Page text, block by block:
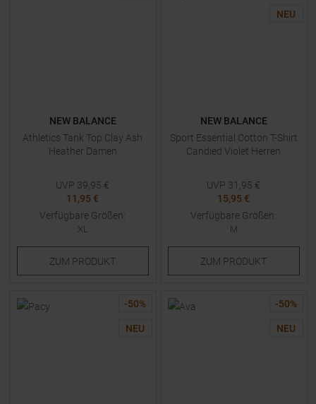
NEW BALANCE
Athletics Tank Top Clay Ash
Heather Damen
UVP 39,95 €
11,95 €
Verfügbare Größen:
XL
ZUM PRODUKT
NEU
NEW BALANCE
Sport Essential Cotton T-Shirt
Candied Violet Herren
UVP 31,95 €
15,95 €
Verfügbare Größen:
M
ZUM PRODUKT
-50%
NEU
-50%
NEU